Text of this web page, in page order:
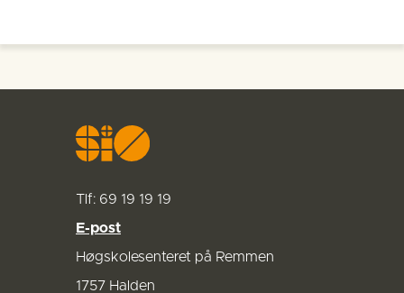
Tlf: 69 19 19 19
E-post
Høgskolesenteret på Remmen
1757 Halden